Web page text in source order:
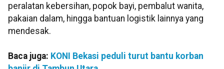
peralatan kebersihan, popok bayi, pembalut wanita,
pakaian dalam, hingga bantuan logistik lainnya yang
mendesak.
Baca juga: KONI Bekasi peduli turut bantu korban